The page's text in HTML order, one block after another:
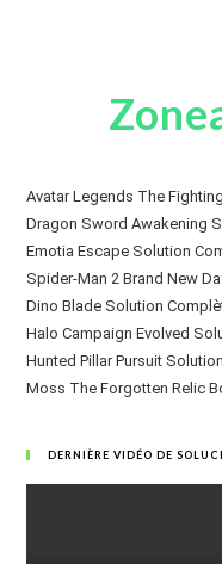
Avatar Legends The
Dragon Sword Awakening
Emotia Escape Solution
Spider-Man 2 Brand New
Dino Blade Solution
Halo Campaign Evolved
Hunted Pillar Pursuit
Moss The Forgotten Relic
DERNIÈRE VIDÉO DE